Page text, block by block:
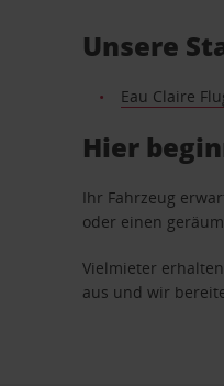
Unsere
Eau Claire
Hier
Ihr Fahrzeug
oder einen
Vielmieter
aus und wir